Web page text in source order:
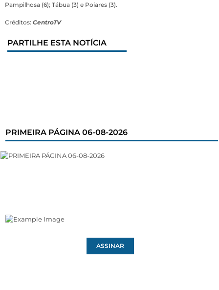
Pampilhosa (6); Tábua (3) e Poiares (3).
Créditos: CentroTV
PARTILHE ESTA NOTÍCIA
PRIMEIRA PÁGINA 06-08-2026
ASSINAR